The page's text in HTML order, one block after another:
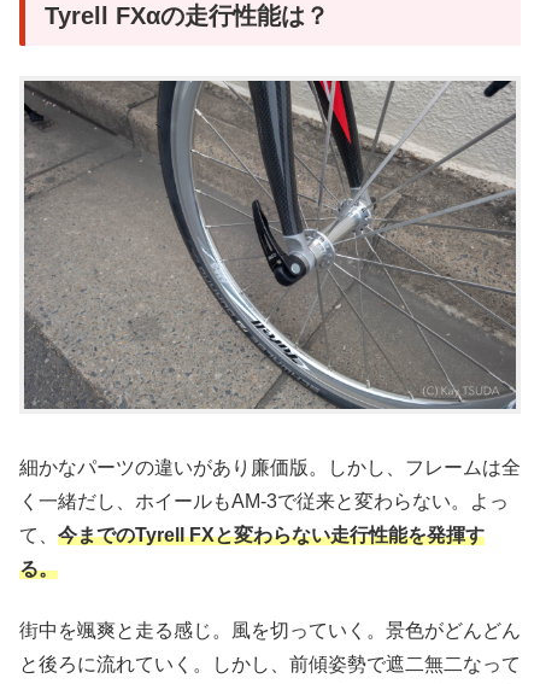
Tyrell FXαの走行性能は？
細かなパーツの違いがあり廉価版。しかし、フレームは全
く一緒だし、ホイールもAM-3で従来と変わらない。よっ
て、 今までのTyrell FXと変わらない走行性能を発揮す
る。
街中を颯爽と走る感じ。風を切っていく。景色がどんどん
と後ろに流れていく。しかし、前傾姿勢で遮二無二なって